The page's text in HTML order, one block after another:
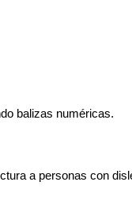
balizas numéricas.
a personas con